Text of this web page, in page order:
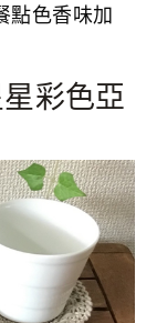
點色香味加
彩色亞